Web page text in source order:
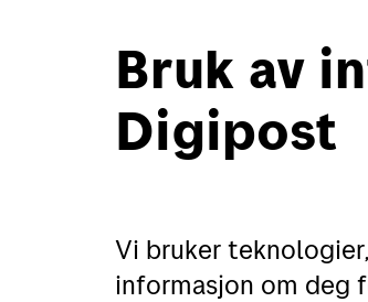
Bruk av
Digipost
Vi bruker
informasjon om deg